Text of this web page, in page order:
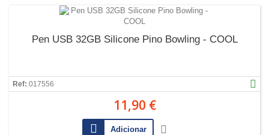
Pen USB 32GB Silicone Pino Bowling - COOL
Ref: 017556
11,90 €
Adicionar